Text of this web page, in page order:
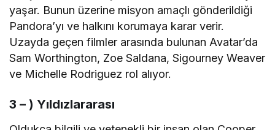
yaşar. Bunun üzerine misyon amaçlı gönderildiği
Pandora’yı ve halkını korumaya karar verir.
Uzayda geçen filmler arasında bulunan Avatar’da
Sam Worthington, Zoe Saldana, Sigourney Weaver
ve Michelle Rodriguez rol alıyor.
3 – ) Yıldızlararası